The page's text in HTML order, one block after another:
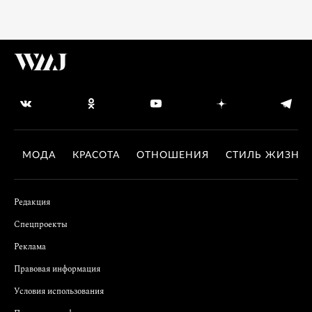
МОДА КРАСОТА ОТНОШЕНИЯ СТИЛЬ ЖИЗНИ
Редакция
Спецпроекты
Реклама
Правовая информация
Условия использования